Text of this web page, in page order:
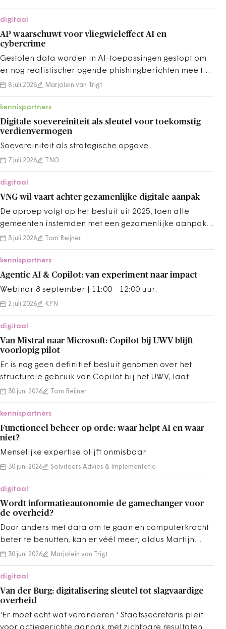
digitaal
AP waarschuwt voor vliegwieleffect AI en
cybercrime
Gestolen data worden in AI-toepassingen gestopt om
er nog realistischer ogende phishingberichten mee te
maken.
8 juli 2026 Marjolein van Trigt
kennispartners
Digitale soevereiniteit als sleutel voor toekomstig
verdienvermogen
Soevereiniteit als strategische opgave.
7 juli 2026 TNO
digitaal
VNG wil vaart achter gezamenlijke digitale aanpak
De oproep volgt op het besluit uit 2025, toen alle
gemeenten instemden met een gezamenlijke aanpak
voor AI, cloud en digitale veiligheid.
3 juli 2026 Tom Reijner
kennispartners
Agentic AI & Copilot: van experiment naar impact
Webinar 8 september | 11:00 - 12:00 uur.
2 juli 2026 KPN
digitaal
Van Mistral naar Microsoft: Copilot bij UWV blijft
voorlopig pilot
Er is nog geen definitief besluit genomen over het
structurele gebruik van Copilot bij het UWV, laat
minister Vijlbrief weten aan de Kamer.
30 juni 2026 Tom Reijner
kennispartners
Functioneel beheer op orde: waar helpt AI en waar
niet?
Menselijke expertise blijft onmisbaar.
30 juni 2026 Solviteers Advies & Implementatie
digitaal
Wordt informatieautonomie de gamechanger voor
de overheid?
Door anders met data om te gaan en computerkracht
beter te benutten, kan er véél meer, aldus Martijn
Aslander en Kees Verhoeven.
30 juni 2026 Marjolein van Trigt
digitaal
Van der Burg: digitalisering sleutel tot slagvaardige
overheid
'Er moet echt wat veranderen.' Staatssecretaris pleit
voor actiegerichte aanpak met zichtbare resultaten